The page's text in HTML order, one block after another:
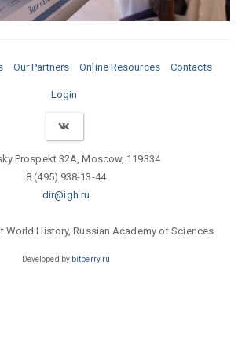
Our Partners Online Resources Contacts
Login
Prospekt 32A, Moscow, 119334
8 (495) 938-13-44
dir@igh.ru
World History, Russian Academy of Sciences
Developed by bitberry.ru